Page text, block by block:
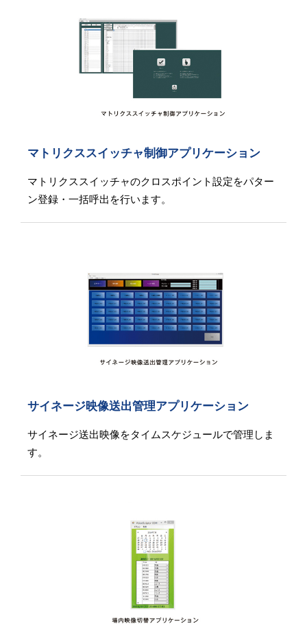
マトリクススイッチャ制御アプリケーション
マトリクススイッチャのクロスポイント設定をパター
ン登録・一括呼出を行います。
サイネージ映像送出管理アプリケーション
サイネージ送出映像をタイムスケジュールで管理しま
す。